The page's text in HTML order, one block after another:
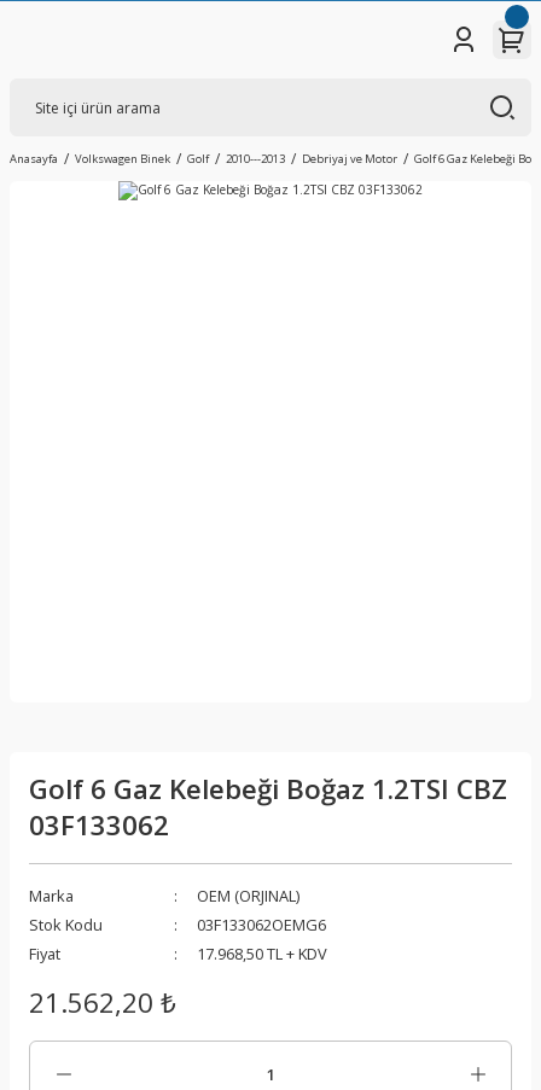
Anasayfa Volkswagen Binek Golf 2010---2013 Debriyaj ve Motor Golf 6 Gaz Kelebeği
Golf 6 Gaz Kelebeği Boğaz 1.2TSI CBZ
03F133062
Marka
OEM (ORJINAL)
Stok Kodu
03F133062OEMG6
Fiyat
17.968,50 TL + KDV
21.562,20 ₺